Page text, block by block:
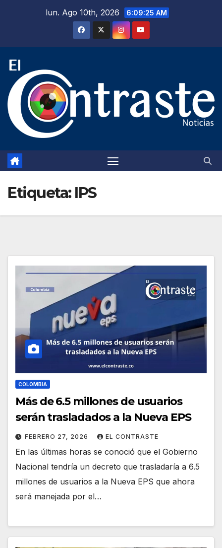
lun. Ago 10th, 2026 6:09:26 AM
Etiqueta: IPS
COLOMBIA
Más de 6.5 millones de usuarios
serán trasladados a la Nueva EPS
FEBRERO 27, 2026 EL CONTRASTE
En las últimas horas se conoció que el Gobierno
Nacional tendría un decreto que trasladaría a 6.5
millones de usuarios a la Nueva EPS que ahora
será manejada por el…